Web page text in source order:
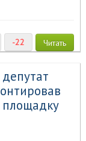
-22 Читать